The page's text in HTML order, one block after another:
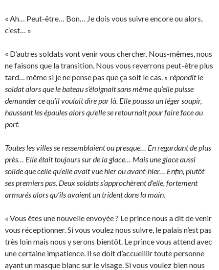
« Ah… Peut-être… Bon… Je dois vous suivre encore ou alors,
c’est… »
« D’autres soldats vont venir vous chercher. Nous-mêmes, nous
ne faisons que la transition. Nous vous reverrons peut-être plus
tard… même si je ne pense pas que ça soit le cas. » répondit le
soldat alors que le bateau s’éloignait sans même qu’elle puisse
demander ce qu’il voulait dire par là. Elle poussa un léger soupir,
haussant les épaules alors qu’elle se retournait pour faire face au
port.
Toutes les villes se ressemblaient ou presque… En regardant de plus
près… Elle était toujours sur de la glace… Mais une glace aussi
solide que celle qu’elle avait vue hier ou avant-hier… Enfin, plutôt
ses premiers pas. Deux soldats s’approchèrent d’elle, fortement
armurés alors qu’ils avaient un trident dans la main.
« Vous êtes une nouvelle envoyée ? Le prince nous a dit de venir
vous réceptionner. Si vous voulez nous suivre, le palais n’est pas
très loin mais nous y serons bientôt. Le prince vous attend avec
une certaine impatience. Il se doit d’accueillir toute personne
ayant un masque blanc sur le visage. Si vous voulez bien nous